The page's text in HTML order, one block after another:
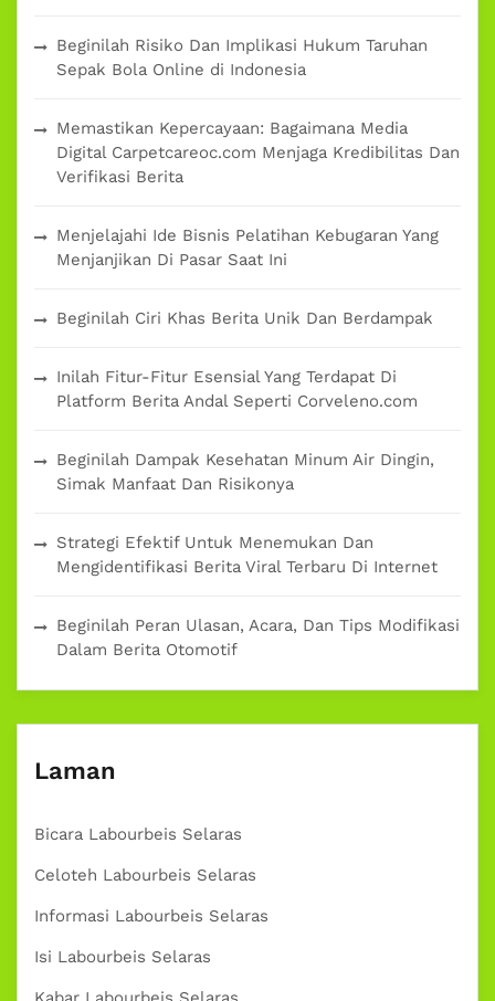
Beginilah Risiko Dan Implikasi Hukum Taruhan
Sepak Bola Online di Indonesia
Memastikan Kepercayaan: Bagaimana Media
Digital Carpetcareoc.com Menjaga Kredibilitas Dan
Verifikasi Berita
Menjelajahi Ide Bisnis Pelatihan Kebugaran Yang
Menjanjikan Di Pasar Saat Ini
Beginilah Ciri Khas Berita Unik Dan Berdampak
Inilah Fitur-Fitur Esensial Yang Terdapat Di
Platform Berita Andal Seperti Corveleno.com
Beginilah Dampak Kesehatan Minum Air Dingin,
Simak Manfaat Dan Risikonya
Strategi Efektif Untuk Menemukan Dan
Mengidentifikasi Berita Viral Terbaru Di Internet
Beginilah Peran Ulasan, Acara, Dan Tips Modifikasi
Dalam Berita Otomotif
Laman
Bicara Labourbeis Selaras
Celoteh Labourbeis Selaras
Informasi Labourbeis Selaras
Isi Labourbeis Selaras